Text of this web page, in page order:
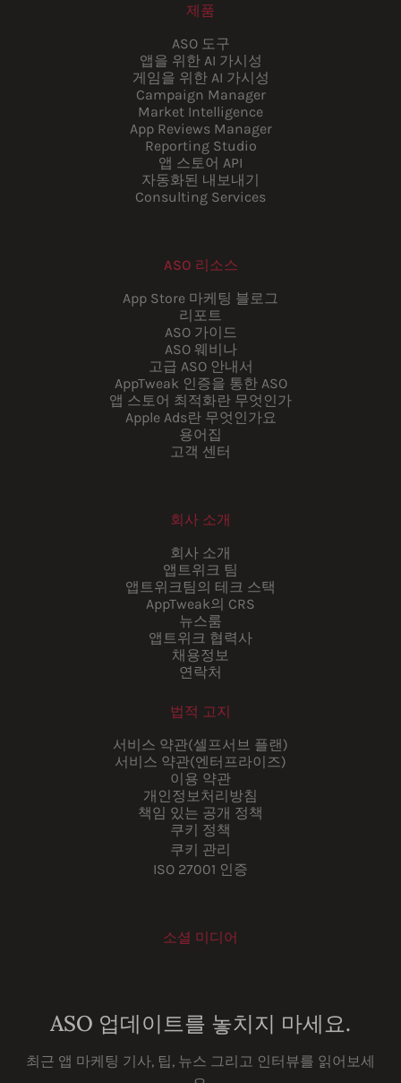
제품
ASO 도구
앱을 위한 AI 가시성
게임을 위한 AI 가시성
Campaign Manager
Market Intelligence
App Reviews Manager
Reporting Studio
앱 스토어 API
자동화된 내보내기
Consulting Services
ASO 리소스
App Store 마케팅 블로그
리포트
ASO 가이드
ASO 웨비나
고급 ASO 안내서
AppTweak 인증을 통한 ASO
앱 스토어 최적화란 무엇인가
Apple Ads란 무엇인가요
용어집
고객 센터
회사 소개
회사 소개
앱트위크 팀
앱트위크팀의 테크 스택
AppTweak의 CRS
뉴스룸
앱트위크 협력사
채용정보
연락처
법적 고지
서비스 약관(셀프서브 플랜)
서비스 약관(엔터프라이즈)
이용 약관
개인정보처리방침
책임 있는 공개 정책
쿠키 정책
쿠키 관리
ISO 27001 인증
소셜 미디어
ASO 업데이트를 놓치지 마세요.
최근 앱 마케팅 기사, 팁, 뉴스 그리고 인터뷰를 읽어보세